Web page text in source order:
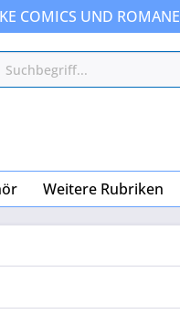
COMICS UND ROMANE
Weitere Rubriken